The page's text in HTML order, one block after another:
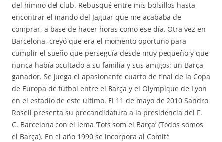
del himno del club. Rebusqué entre mis bolsillos hasta
encontrar el mando del Jaguar que me acababa de
comprar, a base de hacer horas como ese día. Otra vez en
Barcelona, creyó que era el momento oportuno para
cumplir el sueño que perseguía desde muy pequeño y que
nunca había ocultado a su familia y sus amigos: un Barça
ganador. Se juega el apasionante cuarto de final de la Copa
de Europa de fútbol entre el Barça y el Olympique de Lyon
en el estadio de este último. El 11 de mayo de 2010 Sandro
Rosell presenta su precandidatura a la presidencia del F.
C. Barcelona con el lema ‘Tots som el Barça’ (Todos somos
el Barça). En el año 1990 se incorpora al Comité